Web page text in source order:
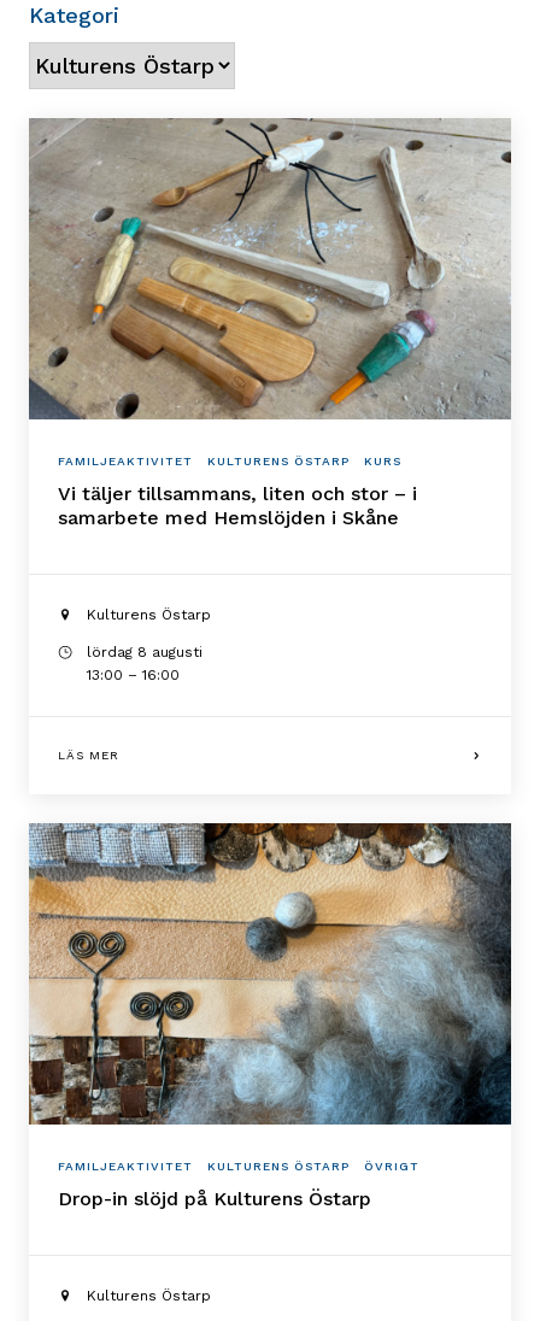
Kategori
Program">
FAMILJEAKTIVITET KULTURENS ÖSTARP KURS
Vi täljer tillsammans, liten och stor – i
samarbete med Hemslöjden i Skåne
Kulturens Östarp
lördag 8 augusti
13:00 – 16:00
LÄS MER
FAMILJEAKTIVITET KULTURENS ÖSTARP ÖVRIGT
Drop-in slöjd på Kulturens Östarp
Kulturens Östarp